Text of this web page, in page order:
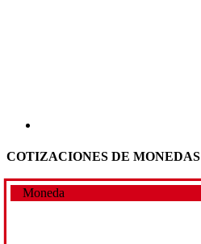
COTIZACIONES DE MONEDAS
Moneda